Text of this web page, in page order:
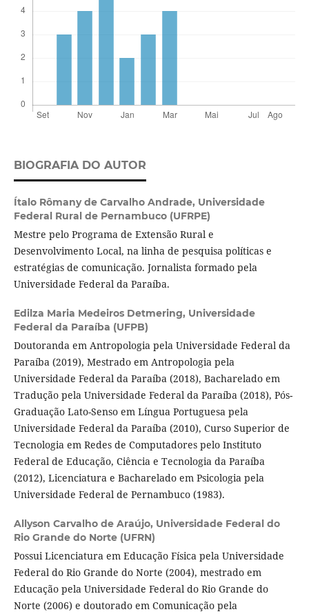
BIOGRAFIA DO AUTOR
Ítalo Rômany de Carvalho Andrade, Universidade
Federal Rural de Pernambuco (UFRPE)
Mestre pelo Programa de Extensão Rural e
Desenvolvimento Local, na linha de pesquisa políticas e
estratégias de comunicação. Jornalista formado pela
Universidade Federal da Paraíba.
Edilza Maria Medeiros Detmering, Universidade
Federal da Paraíba (UFPB)
Doutoranda em Antropologia pela Universidade Federal da
Paraíba (2019), Mestrado em Antropologia pela
Universidade Federal da Paraíba (2018), Bacharelado em
Tradução pela Universidade Federal da Paraíba (2018), Pós-
Graduação Lato-Senso em Língua Portuguesa pela
Universidade Federal da Paraíba (2010), Curso Superior de
Tecnologia em Redes de Computadores pelo Instituto
Federal de Educação, Ciência e Tecnologia da Paraíba
(2012), Licenciatura e Bacharelado em Psicologia pela
Universidade Federal de Pernambuco (1983).
Allyson Carvalho de Araújo, Universidade Federal do
Rio Grande do Norte (UFRN)
Possui Licenciatura em Educação Física pela Universidade
Federal do Rio Grande do Norte (2004), mestrado em
Educação pela Universidade Federal do Rio Grande do
Norte (2006) e doutorado em Comunicação pela